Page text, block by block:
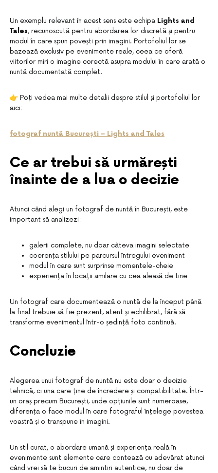
Un exemplu relevant în acest sens este echipa Lights and
Tales, recunoscută pentru abordarea lor discretă și pentru
modul în care spun povești prin imagini. Portofoliul lor se
bazează exclusiv pe evenimente reale, ceea ce oferă
viitorilor miri o imagine corectă asupra modului în care arată o
nuntă documentată complet.
👉 Poți vedea mai multe detalii despre stilul și portofoliul lor
aici:
fotograf nuntă București – Lights and Tales
Ce ar trebui să urmărești
înainte de a lua o decizie
Atunci când alegi un fotograf de nuntă în București, este
important să analizezi:
galerii complete, nu doar câteva imagini selectate
coerența stilului pe parcursul întregului eveniment
modul în care sunt surprinse momentele-cheie
experiența în locații similare cu cea aleasă de tine
Un fotograf care documentează o nuntă de la început până
la final trebuie să fie prezent, atent și echilibrat, fără să
transforme evenimentul într-o ședință foto continuă.
Concluzie
Alegerea unui fotograf de nuntă nu este doar o decizie
tehnică, ci una care ține de încredere și compatibilitate. Într-
un oraș precum București, unde opțiunile sunt numeroase,
diferența o face modul în care fotograful înțelege povestea
voastră și o transpune în imagini.
Un stil curat, o abordare umană și experiența reală în
evenimente sunt elemente care contează cu adevărat atunci
când vrei să te bucuri de amintiri autentice, nu doar de